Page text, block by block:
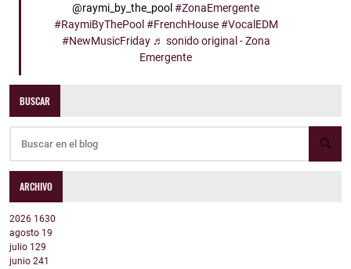
@raymi_by_the_pool#ZonaEmergente
#RaymiByThePool #FrenchHouse #VocalEDM
#NewMusicFriday ♬ sonido original - Zona
Emergente
BUSCAR
ARCHIVO
2026 1630
agosto 19
julio 129
junio 241